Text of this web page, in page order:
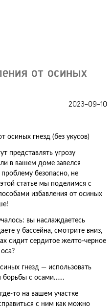
от осиных
2023-09-10
представлять угрозу
в вашем доме завелся
безопасно, не
статье мы поделимся с
избавления от осиных
вы наслаждаетесь
у бассейна, смотрите вниз,
сидит сердитое желто-черное
гнезд — использовать
борьбы с осами……
то на вашем участке
с ним как можно